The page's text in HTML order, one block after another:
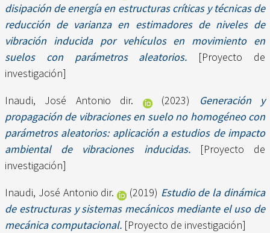
disipación de energía en estructuras críticas y técnicas de
reducción de varianza en estimadores de niveles de
vibración inducida por vehículos en movimiento en
suelos con parámetros aleatorios. [Proyecto de
investigación]
Inaudi, José Antonio dir.
(2023)
Generación y
propagación de vibraciones en suelo no homogéneo con
parámetros aleatorios: aplicación a estudios de impacto
ambiental de vibraciones inducidas.[Proyecto de
investigación]
Inaudi, José Antonio dir.
(2019) Estudio de la dinámica
de estructuras y sistemas mecánicos mediante el uso de
mecánica computacional. [Proyecto de investigación]